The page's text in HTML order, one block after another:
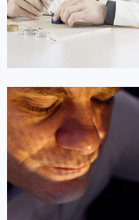
凯罗尔·切尔西
资深积家技师
是积家售后服务中心
(积家保养中心)
的高级技师之一
Beijing Jaeger Maintain center